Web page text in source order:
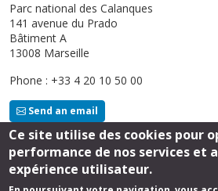
Parc national des Calanques
141 avenue du Prado
Bâtiment A
13008 Marseille
Phone : +33 4 20 10 50 00
Send an email
Follow us
Ce site utilise des cookies pour
performance de nos services et
expérience utilisateur.